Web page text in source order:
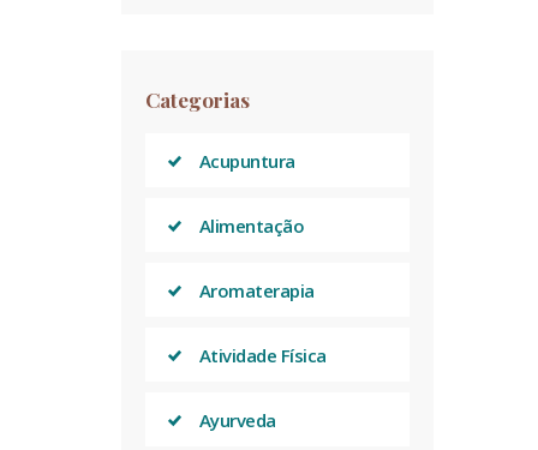
Categorias
Acupuntura
Alimentação
Aromaterapia
Atividade Física
Ayurveda